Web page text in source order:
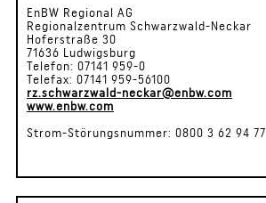
EnBW Regional AG
Regionalzentrum Schwarzwald-Neckar
Hoferstraße 30
71636 Ludwigsburg
Telefon: 07141 959-0
Telefax: 07141 959-56100
rz.schwarzwald-neckar@enbw.com
www.enbw.com
Strom-Störungsnummer: 0800 3 62 94 77